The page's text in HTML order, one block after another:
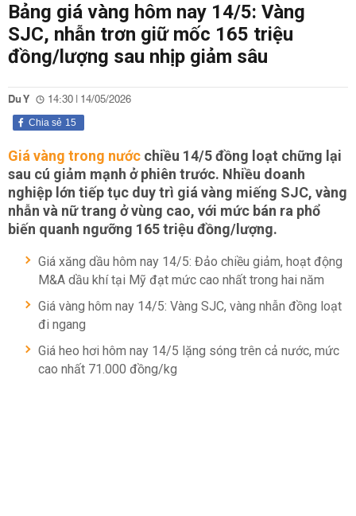
Bảng giá vàng hôm nay 14/5: Vàng
SJC, nhẫn trơn giữ mốc 165 triệu
đồng/lượng sau nhịp giảm sâu
Du Y 14:30 | 14/05/2026
15
Chia sẻ
Giá vàng trong nước chiều 14/5 đồng loạt chững lại
sau cú giảm mạnh ở phiên trước. Nhiều doanh
nghiệp lớn tiếp tục duy trì giá vàng miếng SJC, vàng
nhẫn và nữ trang ở vùng cao, với mức bán ra phổ
biến quanh ngưỡng 165 triệu đồng/lượng.
Giá xăng dầu hôm nay 14/5: Đảo chiều giảm, hoạt động
M&A dầu khí tại Mỹ đạt mức cao nhất trong hai năm
Giá vàng hôm nay 14/5: Vàng SJC, vàng nhẫn đồng loạt
đi ngang
Giá heo hơi hôm nay 14/5 lặng sóng trên cả nước, mức
cao nhất 71.000 đồng/kg